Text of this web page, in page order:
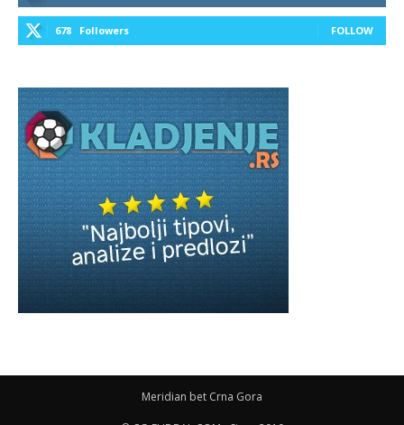
678 Followers FOLLOW
Meridian bet Crna Gora